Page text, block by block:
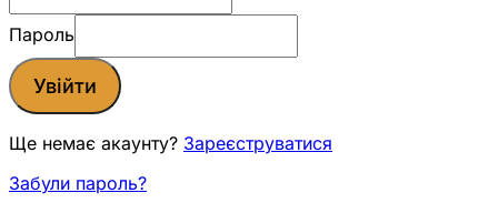
Пароль
Увійти
Ще немає акаунту? Зареєструватися
Забули пароль?